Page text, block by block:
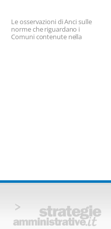
Le osservazioni di Anci sulle
norme che riguardano i
Comuni contenute nella